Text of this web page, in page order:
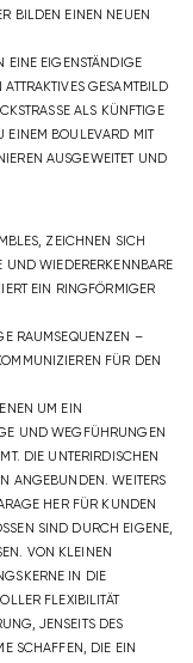
BILDEN EINEN NEUEN
EIGENSTÄNDIGE A
GESAMTBILD –
ALS KÜNFTIGE E
BOULEVARD MIT B
AUSGEWEITET UND A
ZEICHNEN SICH
UND WIEDERERKENNBARE
EIN RINGFÖRMIGER
RAUMSEQUENZEN –
FÜR DEN
UM EIN
UND WEGFÜHRUNGEN
DIE UNTERIRDISCHEN
ANGEBUNDEN. WEITERS I
HER FÜR KUNDEN M
SIND DURCH EIGENE, V
VON KLEINEN EI
IN DIE BÜR
FLEXIBILITÄT BEZ
JENSEITS DES SYS
DIE EIN MOD